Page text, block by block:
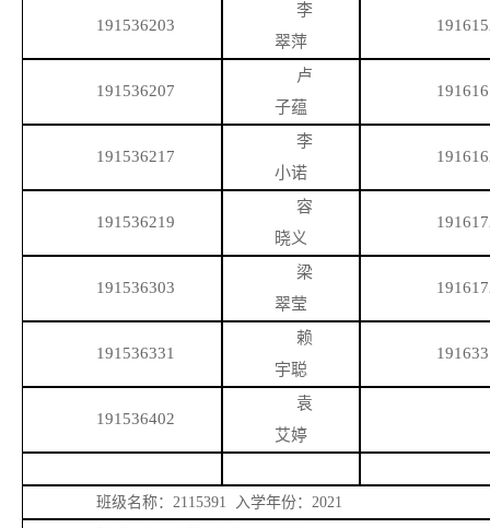
191536203
李
翠萍
191536207
卢
子蕴
191536217
李
小诺
191536219
容
晓义
191536303
梁
翠莹
191536331
赖
宇聪
191536402
袁
艾婷
班级名称： 2115391 入学年份：2021